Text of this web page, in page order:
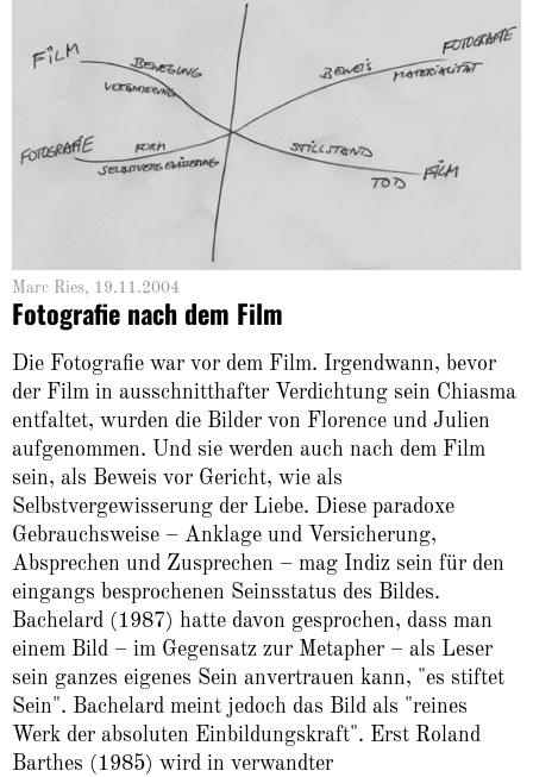
Marc Ries, 19.11.2004
Fotografie nach dem Film
Die Fotografie war vor dem Film. Irgendwann, bevor
der Film in ausschnitthafter Verdichtung sein Chiasma
entfaltet, wurden die Bilder von Florence und Julien
aufgenommen. Und sie werden auch nach dem Film
sein, als Beweis vor Gericht, wie als
Selbstvergewisserung der Liebe. Diese paradoxe
Gebrauchsweise – Anklage und Versicherung,
Absprechen und Zusprechen – mag Indiz sein für den
eingangs besprochenen Seinsstatus des Bildes.
Bachelard (1987) hatte davon gesprochen, dass man
einem Bild – im Gegensatz zur Metapher – als Leser
sein ganzes eigenes Sein anvertrauen kann, "es stiftet
Sein". Bachelard meint jedoch das Bild als "reines
Werk der absoluten Einbildungskraft". Erst Roland
Barthes (1985) wird in verwandter